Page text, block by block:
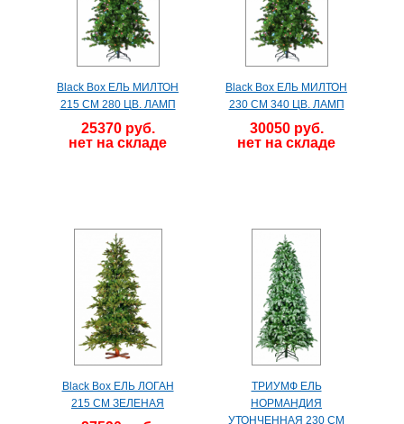
Black Box ЕЛЬ МИЛТОН
215 СМ 280 ЦВ. ЛАМП
25370 руб.
нет на складе
Black Box ЕЛЬ МИЛТОН
230 СМ 340 ЦВ. ЛАМП
30050 руб.
нет на складе
Black Box ЕЛЬ ЛОГАН
215 СМ ЗЕЛЕНАЯ
ТРИУМФ ЕЛЬ
НОРМАНДИЯ
УТОНЧЕННАЯ 230 СМ